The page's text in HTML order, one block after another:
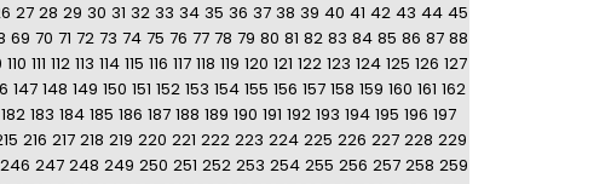
27 28 29 30 31 32 33 34 35 36 37 38 39 40 41 42 43 44 45
69 70 71 72 73 74 75 76 77 78 79 80 81 82 83 84 85 86 87 88
110 111 112 113 114 115 116 117 118 119 120 121 122 123 124 125 126 127
147 148 149 150 151 152 153 154 155 156 157 158 159 160 161 162
182 183 184 185 186 187 188 189 190 191 192 193 194 195 196 197
216 217 218 219 220 221 222 223 224 225 226 227 228 229
246 247 248 249 250 251 252 253 254 255 256 257 258 259